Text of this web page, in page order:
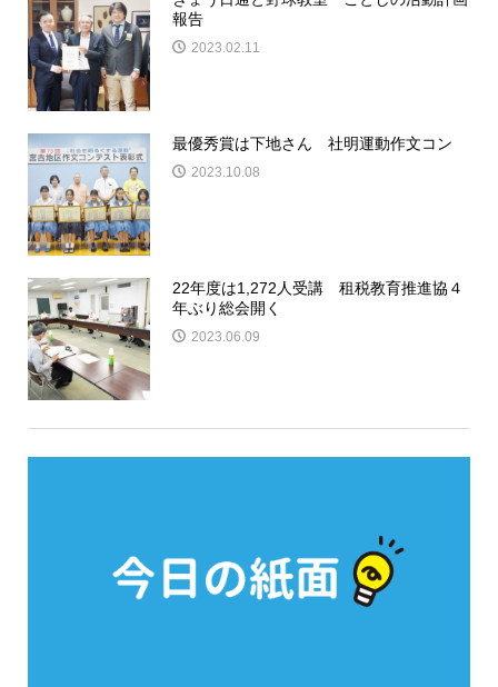
報告
2023.02.11
最優秀賞は下地さん 社明運動作文コン
2023.10.08
22年度は1,272人受講 租税教育推進協４
年ぶり総会開く
2023.06.09